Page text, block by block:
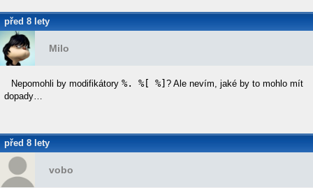
před 8 lety
Milo
Nepomohli by modifikátory%. %[ %]? Ale nevím, jaké by to mohlo mít
dopady…
před 8 lety
vobo